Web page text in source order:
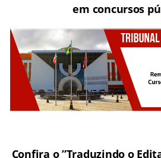
em concursos
Confira o ”Traduzindo o